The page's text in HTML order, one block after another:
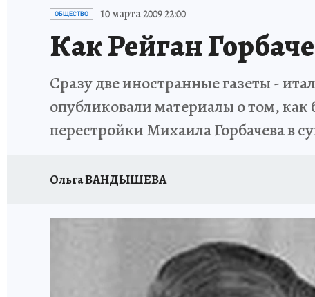
ИСПЫТАНО НА СЕБЕ
ОБЩЕСТВО 10 марта 2009 22:00
Как Рейган
Сразу две иностранные газеты -
опубликовали материалы о том,
перестройки Михаила Горбачева в
Ольга ВАНДЫШЕВА